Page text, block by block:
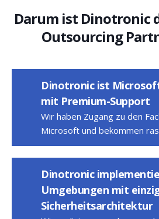
Darum ist Dinotronic
Outsourcing
Dinotronic ist
mit Premium-Support
Wir haben Zugang zu den
Microsoft und bekommen
Dinotronic
Umgebungen mit
Sicherheitsarchitektur